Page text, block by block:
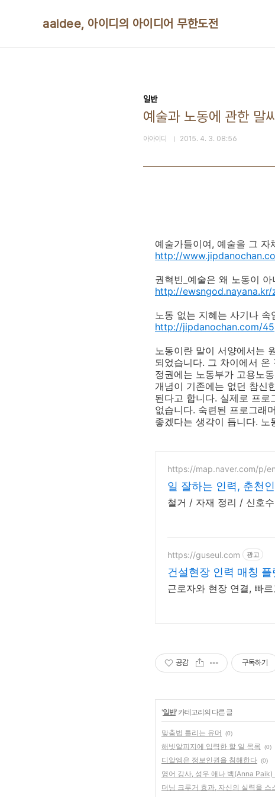
aaidee, 아이디의 아이디어 무한도전
일반
예술과 노동에 관한 말
아아이디 2015. 4. 3. 08:56
예술가들이여, 예술을 그
http://
권혁빈_예술은 왜 노동이
http://
노동 없는 지혜는 사기나
http://jipdanochan.com/45
노동이란 말이 서양에서는
되었습니다. 그 차이에서
정권에는 노동부가 고용노
개념이 기존에는 없던 참신
된다고 합니다. 실제로 프
없습니다. 숙련된 프로그래
좋겠다는 생각이 듭니다. 노
https://map.naver.com/p/
일 잘하는 인력, 춘천
철거 / 자재 정리 / 신호
https://guseul.com 광고
건설현장 인력 매칭 플
근로자와 현장 연결, 빠
공감 구독하기
'일반' 카테고리의 다른 글
맞춤법 틀리는 유머 (0)
해빗알피지에 입력한 할 일 목록 (0)
디알엠은 정보인권을 침해한다 (0)
영어 강사, 성우 애나 백(Anna Paik)
더닝 크루거 효과, 자신의 실력을